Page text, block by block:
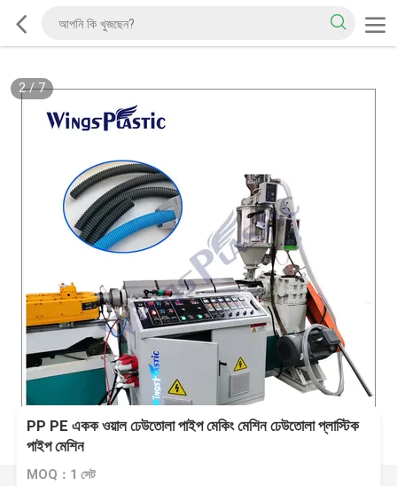
2/7
PP PE একক ওয়াল ঢেউতোলা পাইপ মেকিং মেশিন ঢেউতোলা প্লাস্টিক
পাইপ মেশিন
MOQ：1 সেট